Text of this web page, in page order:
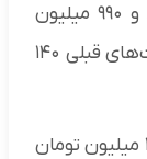
کارخانه، در بازار آزاد با قیمت ۳ میلیارد و ۹۹۰ میلیون
تومان معامله می‌شود که نسبت به قیمت‌های قبلی ۱۴۰
هایما S7 پرو نیز با قیمت ۴ میلیارد و ۲۰۰ میلیون تومان